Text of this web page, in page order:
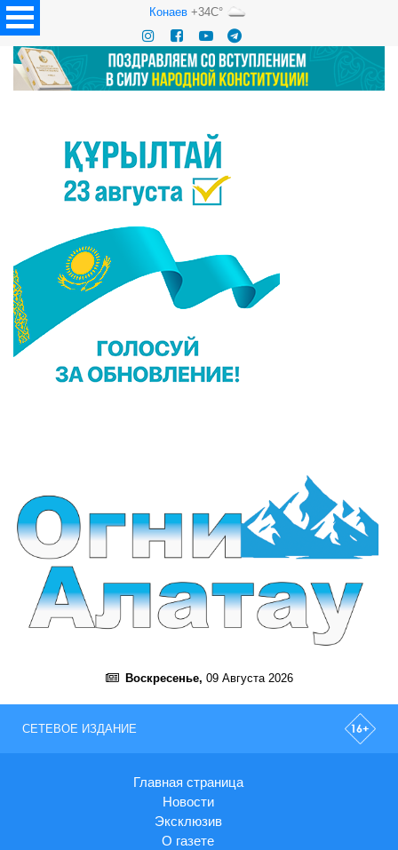
Конаев+34C°
Воскресенье, 09 Августа 2026
СЕТЕВОЕ ИЗДАНИЕ
Главная страница
Новости
Эксклюзив
О газете